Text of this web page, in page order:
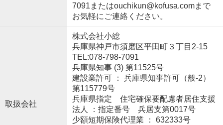
7091またはouchikun@kofusa.comまで
お気軽にご連絡ください。
取扱会社
株式会社小総
兵庫県神戸市須磨区平田町３丁目2-15
TEL:078-798-7091
兵庫県知事 (3) 第11525号
建設業許可 ： 兵庫県知事許可（般-2）
第115779号
兵庫県指定 住宅確保要配慮者居住支援
法人 ：指定番号 兵居支第0017号
少額短期保険代理業 ： 632333号